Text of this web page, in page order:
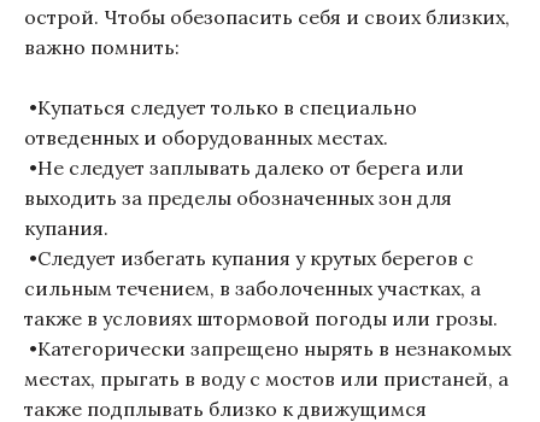
острой. Чтобы обезопасить себя и своих близких,
важно помнить:
•Купаться следует только в специально
отведенных и оборудованных местах.
•Не следует заплывать далеко от берега или
выходить за пределы обозначенных зон для
купания.
•Следует избегать купания у крутых берегов с
сильным течением, в заболоченных участках, а
также в условиях штормовой погоды или грозы.
•Категорически запрещено нырять в незнакомых
местах, прыгать в воду с мостов или пристаней, а
также подплывать близко к движущимся